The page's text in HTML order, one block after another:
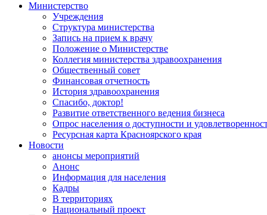
Министерство
Учреждения
Структура министерства
Запись на прием к врачу
Положение о Министерстве
Коллегия министерства здравоохранения
Общественный совет
Финансовая отчетность
История здравоохранения
Спасибо, доктор!
Развитие ответственного ведения бизнеса
Опрос населения о доступности и
Ресурсная карта Красноярского края
Новости
анонсы мероприятий
Анонс
Информация для населения
Кадры
В территориях
Национальный проект